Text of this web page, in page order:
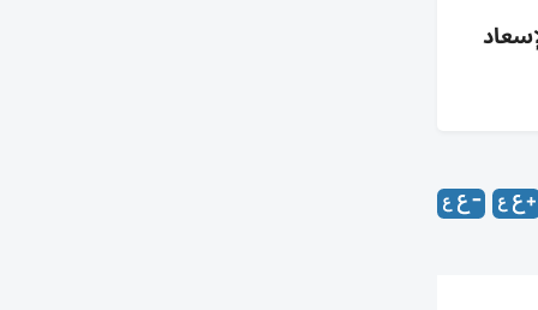
وجوائز لإسعاد